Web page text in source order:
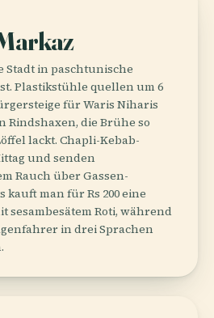
Stadt in paschtunische
Plastikstühle quellen um 6
für Waris Niharis
Rindshaxen, die Brühe so
lackt. Chapli-Kebab-
und senden
Rauch über Gassen-
kauft man für Rs 200 eine
sesambesätem Roti, während
in drei Sprachen